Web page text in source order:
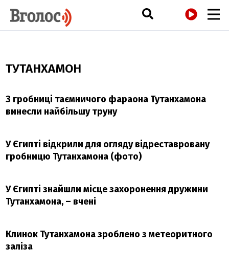
ТУТАНХАМОН
З гробниці таємничого фараона Тутанхамона
винесли найбільшу труну
У Єгипті відкрили для огляду відреставровану
гробницю Тутанхамона (фото)
У Єгипті знайшли місце захоронення дружини
Тутанхамона, – вчені
Клинок Тутанхамона зроблено з метеоритного
заліза